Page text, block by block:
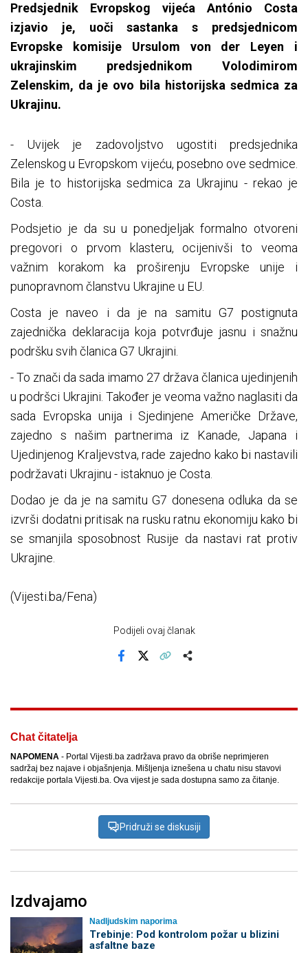
Predsjednik Evropskog vijeća António Costa
izjavio je, uoči sastanka s predsjednicom
Evropske komisije Ursulom von der Leyen i
ukrajinskim predsjednikom Volodimirom
Zelenskim, da je ovo bila historijska sedmica za
Ukrajinu.
- Uvijek je zadovoljstvo ugostiti predsjednika
Zelenskog u Evropskom vijeću, posebno ove sedmice.
Bila je to historijska sedmica za Ukrajinu - rekao je
Costa.
Podsjetio je da su u ponedjeljak formalno otvoreni
pregovori o prvom klasteru, ocijenivši to veoma
važnim korakom ka proširenju Evropske unije i
punopravnom članstvu Ukrajine u EU.
Costa je naveo i da je na samitu G7 postignuta
zajednička deklaracija koja potvrđuje jasnu i snažnu
podršku svih članica G7 Ukrajini.
- To znači da sada imamo 27 država članica ujedinjenih
u podršci Ukrajini. Također je veoma važno naglasiti da
sada Evropska unija i Sjedinjene Američke Države,
zajedno s našim partnerima iz Kanade, Japana i
Ujedinjenog Kraljevstva, rade zajedno kako bi nastavili
podržavati Ukrajinu - istaknuo je Costa.
Dodao je da je na samitu G7 donesena odluka da se
izvrši dodatni pritisak na rusku ratnu ekonomiju kako bi
se smanjila sposobnost Rusije da nastavi rat protiv
Ukrajine.
(Vijesti.ba/Fena)
Podijeli ovaj članak
Chat čitatelja
NAPOMENA - Portal Vijesti.ba zadržava pravo da obriše neprimjeren
sadržaj bez najave i objašnjenja. Mišljenja iznešena u chatu nisu stavovi
redakcije portala Vijesti.ba. Ova vijest je sada dostupna samo za čitanje.
Pridruži se diskusiji
Izdvajamo
Nadljudskim naporima
Trebinje: Pod kontrolom požar u blizini
asfaltne baze